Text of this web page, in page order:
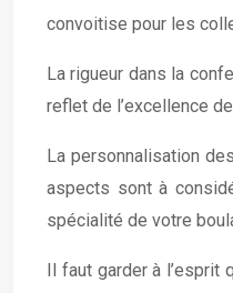
convoitise pour les
La rigueur dans la
reflet de l’excellence
La personnalisation
aspects sont à
spécialité de votre
Il faut garder à